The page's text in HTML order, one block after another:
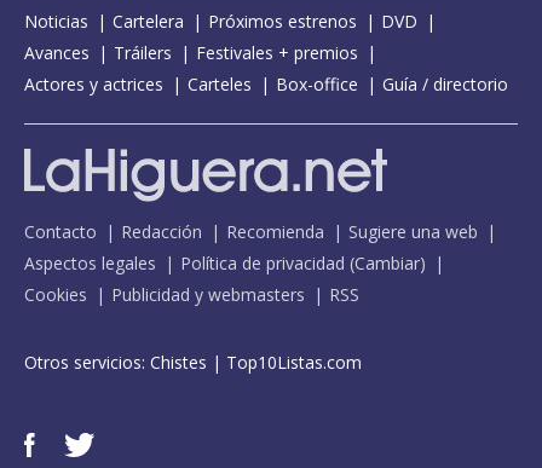
Noticias Cartelera Próximos estrenos
DVD
Avances
Tráilers
Festivales + premios
Actores y actrices
Carteles Box-office Guía / directorio
Contacto Redacción Recomienda
Sugiere una web
Aspectos legales
Política de privacidad (Cambiar)
Cookies
Publicidad y webmasters RSS
Otros servicios: Chistes | Top10Listas.com